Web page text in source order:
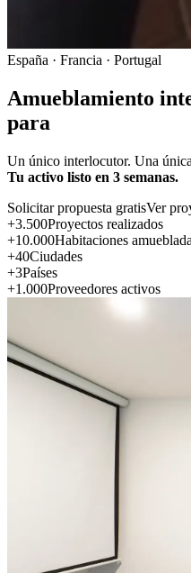
España · Francia · Portugal
Amueblamiento
para
Un único interlocutor. Una
Tu activo listo en 3 semanas.
Solicitar propuesta gratisVer
+3.500Proyectos realizados
+10.000Habitaciones
+40Ciudades
+3Países
+1.000Proveedores activos